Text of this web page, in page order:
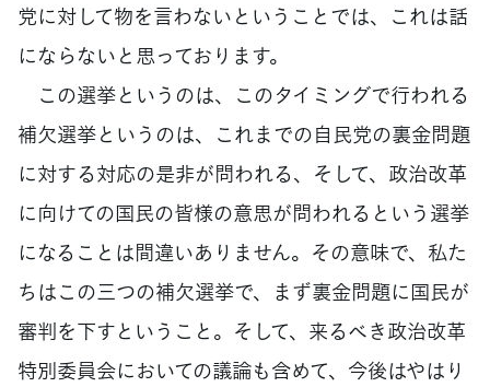
党に対して物を言わないということでは、これは話
にならないと思っております。
この選挙というのは、このタイミングで行われる
補欠選挙というのは、これまでの自民党の裏金問題
に対する対応の是非が問われる、そして、政治改革
に向けての国民の皆様の意思が問われるという選挙
になることは間違いありません。その意味で、私た
ちはこの三つの補欠選挙で、まず裏金問題に国民が
審判を下すということ。そして、来るべき政治改革
特別委員会においての議論も含めて、今後はやはり